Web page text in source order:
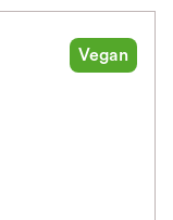
Vegan